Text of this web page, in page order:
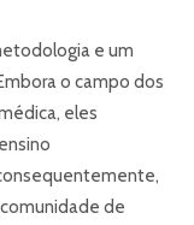
e um
o campo dos
eles
de